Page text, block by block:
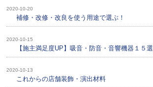
2020-10-20
補修・改修・改良を使う用途で選ぶ！
2020-10-15
【施主満足度UP】吸音・防音・音響機器１５選
2020-10-13
これからの店舗装飾・演出材料